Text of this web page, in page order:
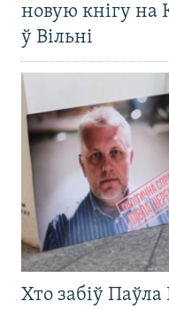
новую кнігу на
ў Вільні
Хто забіў